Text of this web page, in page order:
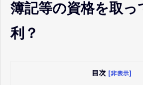
簿記等の資格を取っ
利？
目次 [非表示]